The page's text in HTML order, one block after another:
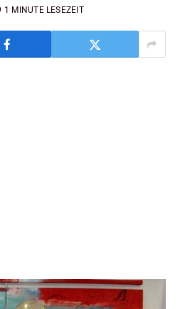
1 MINUTE LESEZEIT